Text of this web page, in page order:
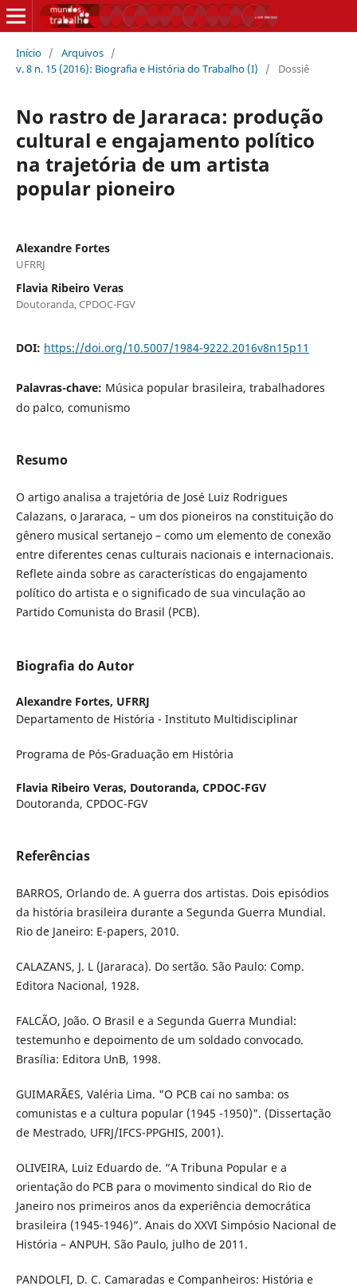
Início / Arquivos /
v. 8 n. 15 (2016): Biografia e História do Trabalho (I)
/ Dossiê
No rastro de Jararaca: produção
cultural e engajamento político
na trajetória de um artista
popular pioneiro
Alexandre Fortes
UFRRJ
Flavia Ribeiro Veras
Doutoranda, CPDOC-FGV
DOI: https://doi.org/10.5007/1984-9222.2016v8n15p11
Palavras-chave: Música popular brasileira, trabalhadores
do palco, comunismo
Resumo
O artigo analisa a trajetória de José Luiz Rodrigues
Calazans, o Jararaca, – um dos pioneiros na constituição do
gênero musical sertanejo – como um elemento de conexão
entre diferentes cenas culturais nacionais e internacionais.
Reflete ainda sobre as características do engajamento
político do artista e o significado de sua vinculação ao
Partido Comunista do Brasil (PCB).
Biografia do Autor
Alexandre Fortes, UFRRJ
Departamento de História - Instituto Multidisciplinar
Programa de Pós-Graduação em História
Flavia Ribeiro Veras, Doutoranda, CPDOC-FGV
Doutoranda, CPDOC-FGV
Referências
BARROS, Orlando de. A guerra dos artistas. Dois episódios
da história brasileira durante a Segunda Guerra Mundial.
Rio de Janeiro: E-papers, 2010.
CALAZANS, J. L (Jararaca). Do sertão. São Paulo: Comp.
Editora Nacional, 1928.
FALCÃO, João. O Brasil e a Segunda Guerra Mundial:
testemunho e depoimento de um soldado convocado.
Brasília: Editora UnB, 1998.
GUIMARÃES, Valéria Lima. "O PCB cai no samba: os
comunistas e a cultura popular (1945 -1950)". (Dissertação
de Mestrado, UFRJ/IFCS-PPGHIS, 2001).
OLIVEIRA, Luiz Eduardo de. “A Tribuna Popular e a
orientação do PCB para o movimento sindical do Rio de
Janeiro nos primeiros anos da experiência democrática
brasileira (1945-1946)”. Anais do XXVI Simpósio Nacional de
História – ANPUH. São Paulo, julho de 2011.
PANDOLFI, D. C. Camaradas e Companheiros: História e